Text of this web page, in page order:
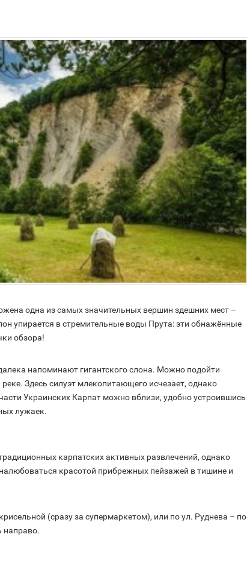
одна из самых значительных вершин здешних мест –
упирается в стремительные воды Прута: эти обнажённые
обзора!
напоминают гигантского слона. Можно подойти
Здесь силуэт млекопитающего исчезает, однако
Украинских Карпат можно вблизи, удобно устроившись
лужаек.
карпатских активных развлечений, однако
красотой прибрежных пейзажей в тишине и
(сразу за супермаркетом), или по ул. Руднева – по
направо.